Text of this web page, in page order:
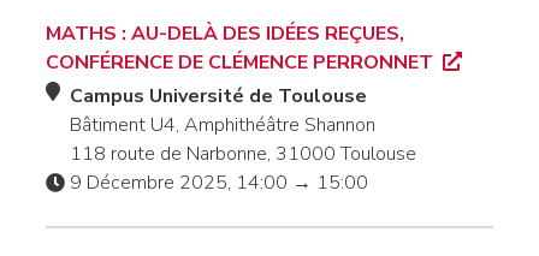
MATHS : AU-DELÀ DES IDÉES REÇUES,
CONFÉRENCE DE CLÉMENCE PERRONNET
Campus Université de Toulouse
Bâtiment U4, Amphithéâtre Shannon
118 route de Narbonne, 31000 Toulouse
9 Décembre 2025, 14:00 → 15:00